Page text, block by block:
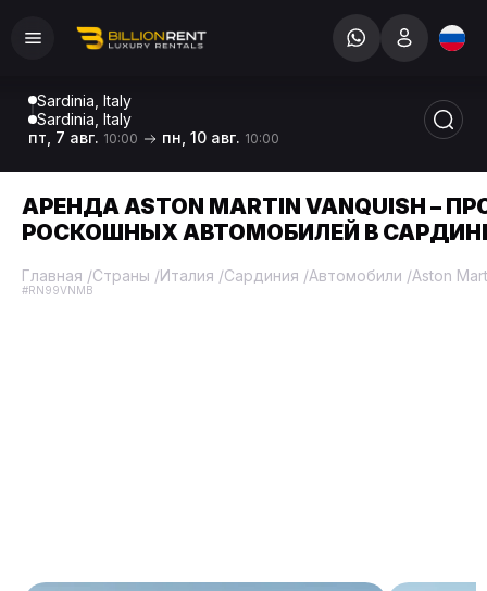
Sardinia, Italy
Sardinia, Italy
пт, 7 авг. 10:00 пн, 10 авг. 10:00
АРЕНДА ASTON MARTIN VANQUISH –
РОСКОШНЫХ АВТОМОБИЛЕЙ В
Главная /Страны /Италия /Сардиния /Автомобили /Aston
#RN99VNMB